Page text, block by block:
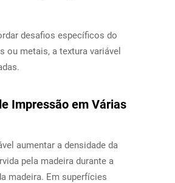
desafios específicos do
metais, a textura variável
Impressão em Várias
aumentar a densidade da
pela madeira durante a
madeira. Em superfícies